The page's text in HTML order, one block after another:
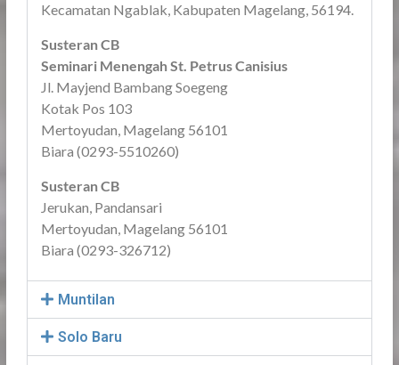
Kecamatan Ngablak, Kabupaten Magelang, 56194.
Susteran CB
Seminari Menengah St. Petrus Canisius
Jl. Mayjend Bambang Soegeng
Kotak Pos 103
Mertoyudan, Magelang 56101
Biara (0293-5510260)
Susteran CB
Jerukan, Pandansari
Mertoyudan, Magelang 56101
Biara (0293-326712)
Muntilan
Solo Baru